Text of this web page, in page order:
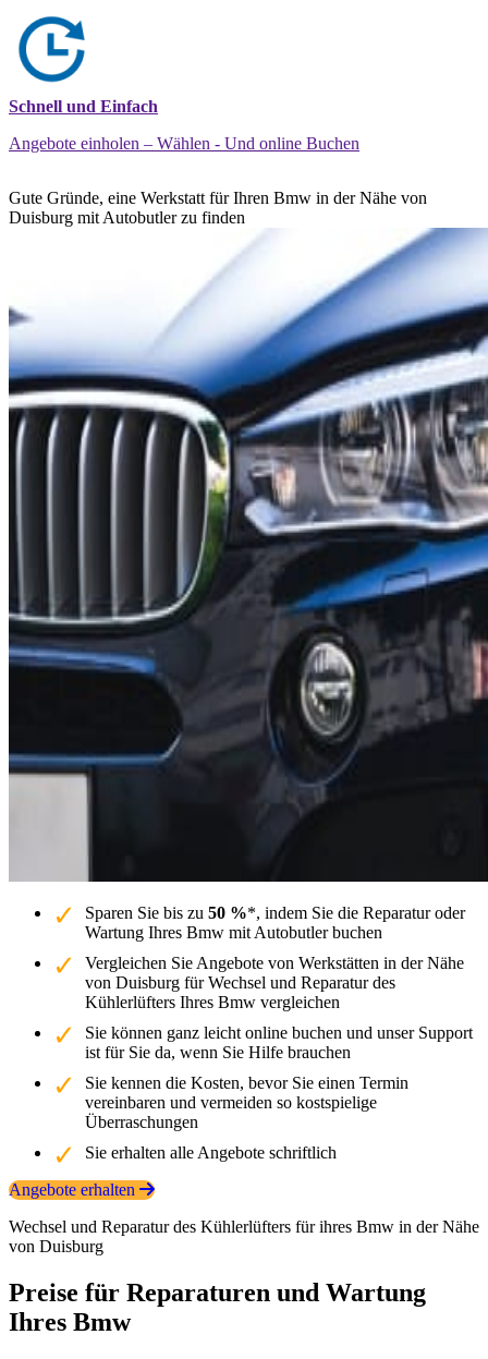
Schnell und Einfach
Angebote einholen – Wählen - Und online Buchen
Gute Gründe, eine Werkstatt für Ihren Bmw in der Nähe von
Duisburg mit Autobutler zu finden
Sparen Sie bis zu 50 %*, indem Sie die Reparatur oder
Wartung Ihres Bmw mit Autobutler buchen
Vergleichen Sie Angebote von Werkstätten in der Nähe
von Duisburg für Wechsel und Reparatur des
Kühlerlüfters Ihres Bmw vergleichen
Sie können ganz leicht online buchen und unser Support
ist für Sie da, wenn Sie Hilfe brauchen
Sie kennen die Kosten, bevor Sie einen Termin
vereinbaren und vermeiden so kostspielige
Überraschungen
Sie erhalten alle Angebote schriftlich
Angebote erhalten
Wechsel und Reparatur des Kühlerlüfters für ihres Bmw in der Nähe
von Duisburg
Preise für Reparaturen und Wartung
Ihres Bmw